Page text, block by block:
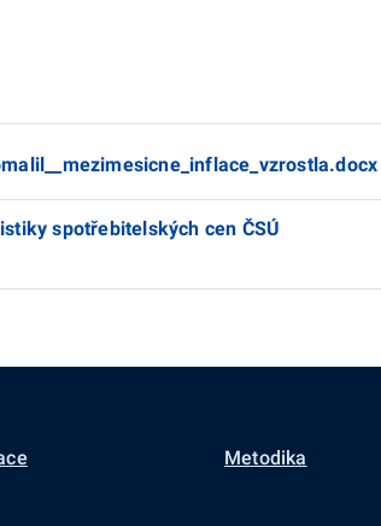
spotřebitelských cen ČSÚ
Metodika